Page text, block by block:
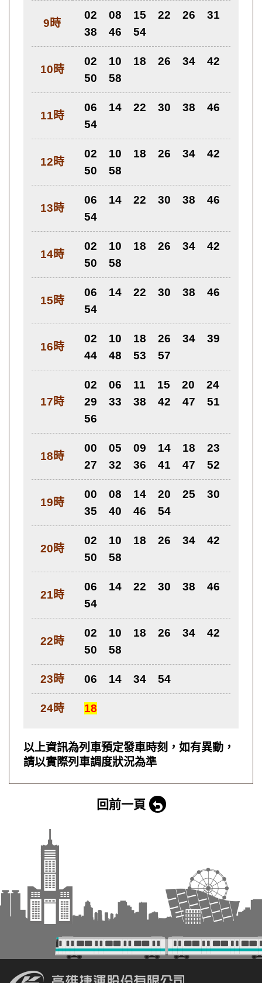
9時
02 08 15 22 26
31
38
46 54
10時
02 10 18 26 34
42
50
58
11時
06 14 22 30 38
46
54
12時
02 10 18 26 34
42
50
58
13時
06 14 22 30 38
46
54
14時
02 10 18 26 34
42
50
58
15時
06 14 22 30 38
46
54
16時
02 10 18 26 34
39
44
48 53 57
17時
02 06 11 15 20
24
29
33 38 42 47
51
56
18時
00 05 09 14 18
23
27
32 36 41 47 52
19時
00 08 14 20 25
30
35
40 46 54
20時
02 10 18 26 34
42
50
58
21時
06 14 22 30 38
46
54
22時
02 10 18 26 34
42
50
58
23時 06 14 34 54
24時 18
以上資訊為列車預定發車時刻，如有異動，
請以實際列車調度狀況為準
回前一頁